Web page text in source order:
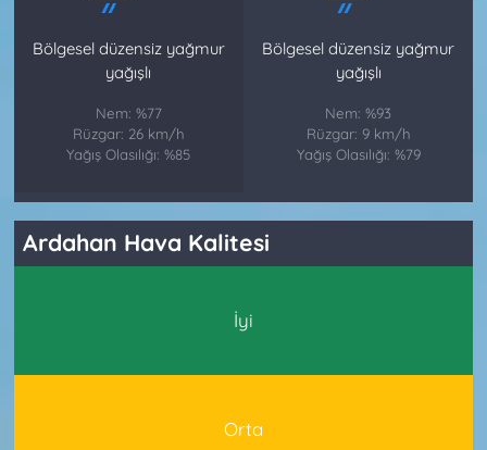
Bölgesel düzensiz yağmur
yağışlı
Nem: %77
Rüzgar: 26 km/h
Yağış Olasılığı: %85
Bölgesel düzensiz yağmur
yağışlı
Nem: %93
Rüzgar: 9 km/h
Yağış Olasılığı: %79
Ardahan Hava Kalitesi
İyi
Orta